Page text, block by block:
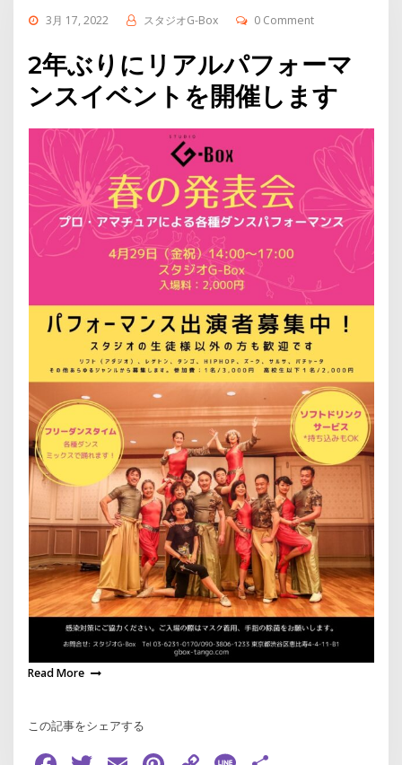
3月 17, 2022 スタジオG-Box 0 Comment
2年ぶりにリアルパフォーマ
ンスイベントを開催します
Read More
この記事をシェアする